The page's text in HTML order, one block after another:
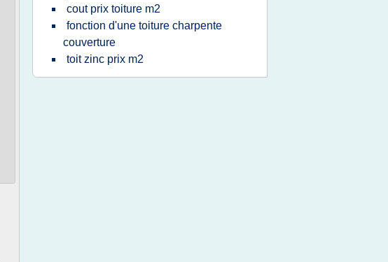
cout prix toiture m2
fonction d'une toiture charpente
couverture
toit zinc prix m2